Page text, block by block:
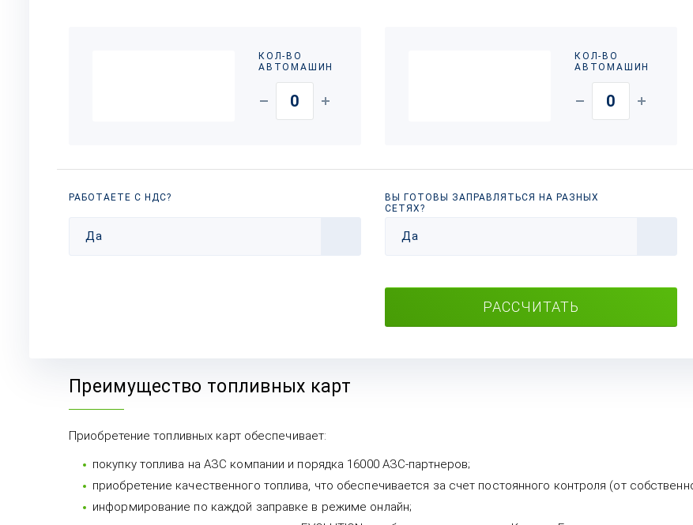
КОЛ-ВО
АВТОМАШИН
КОЛ-ВО
АВТОМАШИН
РАБОТАЕТЕ С НДС?
Да
ВЫ ГОТОВЫ ЗАПРАВЛЯТЬСЯ НА РАЗНЫХ
СЕТЯХ?
Да
РАССЧИТАТЬ
Преимущество топливных карт
Приобретение топливных карт обеспечивает:
покупку топлива на АЗС компании и порядка 16000 АЗС-партнеров;
приобретение качественного топлива, что обеспечивается за счет постоянного контроля (от
информирование по каждой заправке в режиме онлайн;